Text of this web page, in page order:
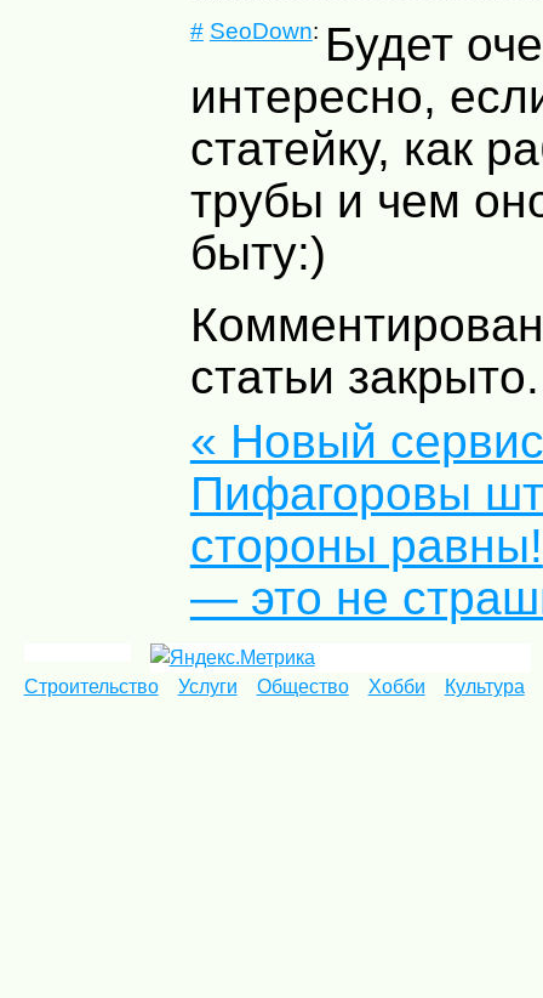
# SeoDown: Будет
интересно,
статейку, как
трубы и чем
быту:)
статьи закрыто.
« Новый
Пифагоровы
стороны равны!
— это не
Строительство Услуги Общество Хобби Культура